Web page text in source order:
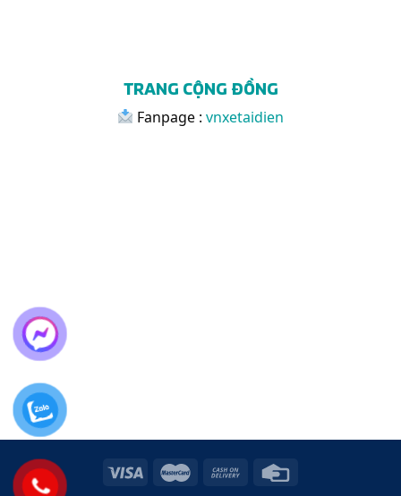
TRANG CỘNG ĐỒNG
Fanpage :vnxetaidien